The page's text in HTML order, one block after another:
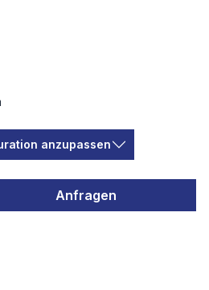
anzupassen
Gib den gewünschten
Anfragen